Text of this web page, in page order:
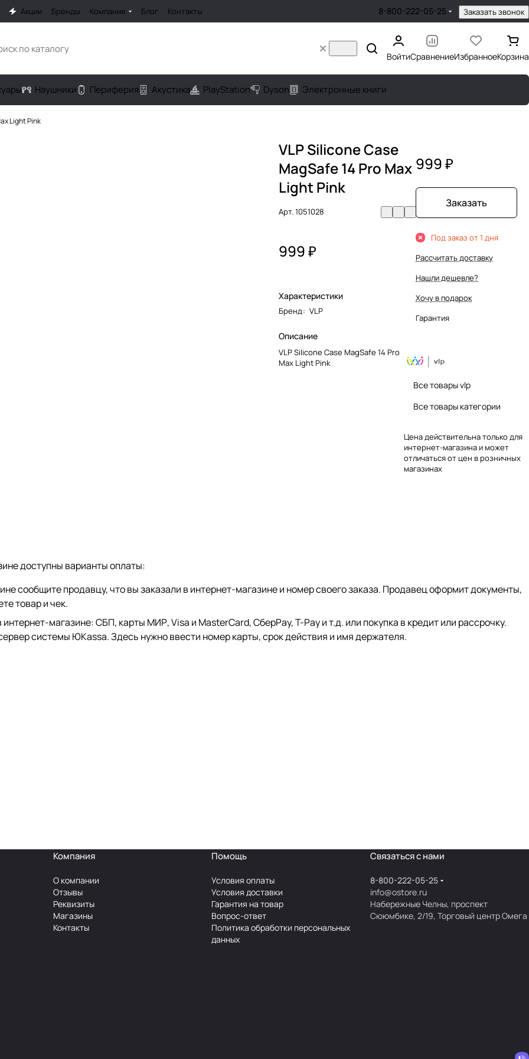
Акции Бренды Компания Блог Контакты 8-800-222-05-25 Заказать звонок
ВойтиСравнениеИзбранноеКорзина
Наушники Периферия Акустика PlayStation Dyson Электронные книги
Light Pink
VLP Silicone Case
MagSafe 14 Pro Max
Light Pink
Арт.1051028
999 ₽
Характеристики
Бренд: VLP
Описание
VLP Silicone Case MagSafe 14 Pro
Max Light Pink
999 ₽
Заказать
Под заказ от 1 дня
Рассчитать доставку
Нашли дешевле?
Хочу в подарок
Гарантия
Все товары vlp
Все товары категории
Цена действительна только для
интернет-магазина и может
отличаться от цен в розничных
магазинах
доступны варианты оплаты:
сообщите продавцу, что вы заказали в интернет-магазине и номер своего заказа. Продавец оформит документы,
товар и чек.
магазине: СБП, карты МИР, Visa и MasterCard, СберPay, Т-Pay и т.д. или покупка в кредит или рассрочку.
системы ЮKassa. Здесь нужно ввести номер карты, срок действия и имя держателя.
Компания
О компании
Отзывы
Реквизиты
Магазины
Контакты
Помощь
Условия оплаты
Условия доставки
Гарантия на товар
Вопрос-ответ
Политика обработки персональных
данных
Связаться с нами
8-800-222-05-25
info@ostore.ru
Набережные Челны, проспект
Сююмбике, 2/19, Торговый центр Омега